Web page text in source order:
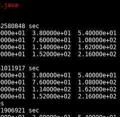
sec
3.80000e+01  5.40000e+01
7.60000e+01  1.08000e+02
1.14000e+02  1.62000e+02
1.52000e+02  2.16000e+02
sec
3.80000e+01  5.40000e+01
7.60000e+01  1.08000e+02
1.14000e+02  1.62000e+02
1.52000e+02  2.16000e+02
sec